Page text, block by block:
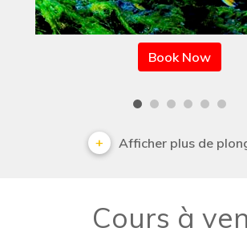
Book Now
Afficher plus de
Cours à